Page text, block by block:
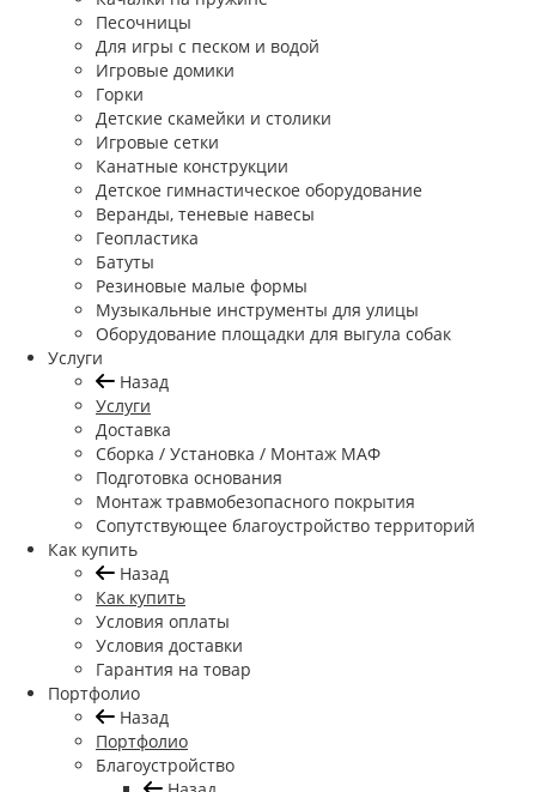
Песочницы
Для игры с песком и водой
Игровые домики
Горки
Детские скамейки и столики
Игровые сетки
Канатные конструкции
Детское гимнастическое оборудование
Веранды, теневые навесы
Геопластика
Батуты
Резиновые малые формы
Музыкальные инструменты для улицы
Оборудование площадки для выгула собак
Услуги
Назад
Услуги
Доставка
Сборка / Установка / Монтаж МАФ
Подготовка основания
Монтаж травмобезопасного покрытия
Сопутствующее благоустройство территорий
Как купить
Назад
Как купить
Условия оплаты
Условия доставки
Гарантия на товар
Портфолио
Назад
Портфолио
Благоустройство